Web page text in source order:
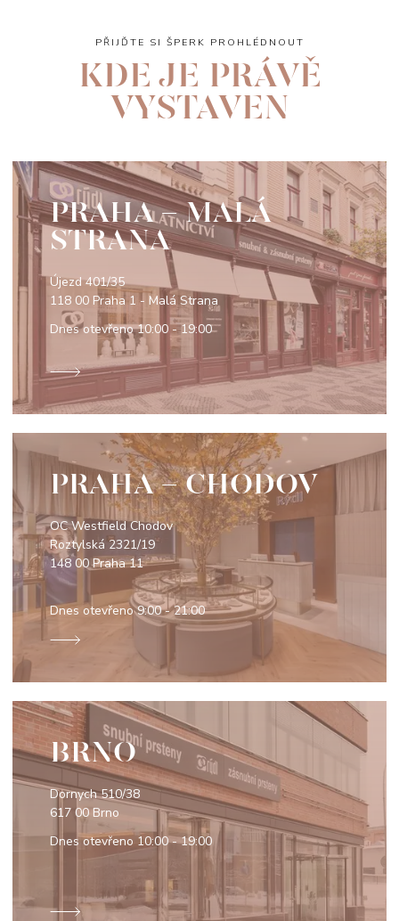
PŘIJĎTE SI ŠPERK PROHLÉDNOUT
KDE JE PRÁVĚ
VYSTAVEN
PRAHA - MALÁ
STRANA
Újezd 401/35
118 00 Praha 1 - Malá Strana
Dnes otevřeno10:00 - 19:00
PRAHA - CHODOV
OC Westfield Chodov
Roztylská 2321/19
148 00 Praha 11
Dnes otevřeno9:00 - 21:00
BRNO
Dornych 510/38
617 00 Brno
Dnes otevřeno 10:00 - 19:00